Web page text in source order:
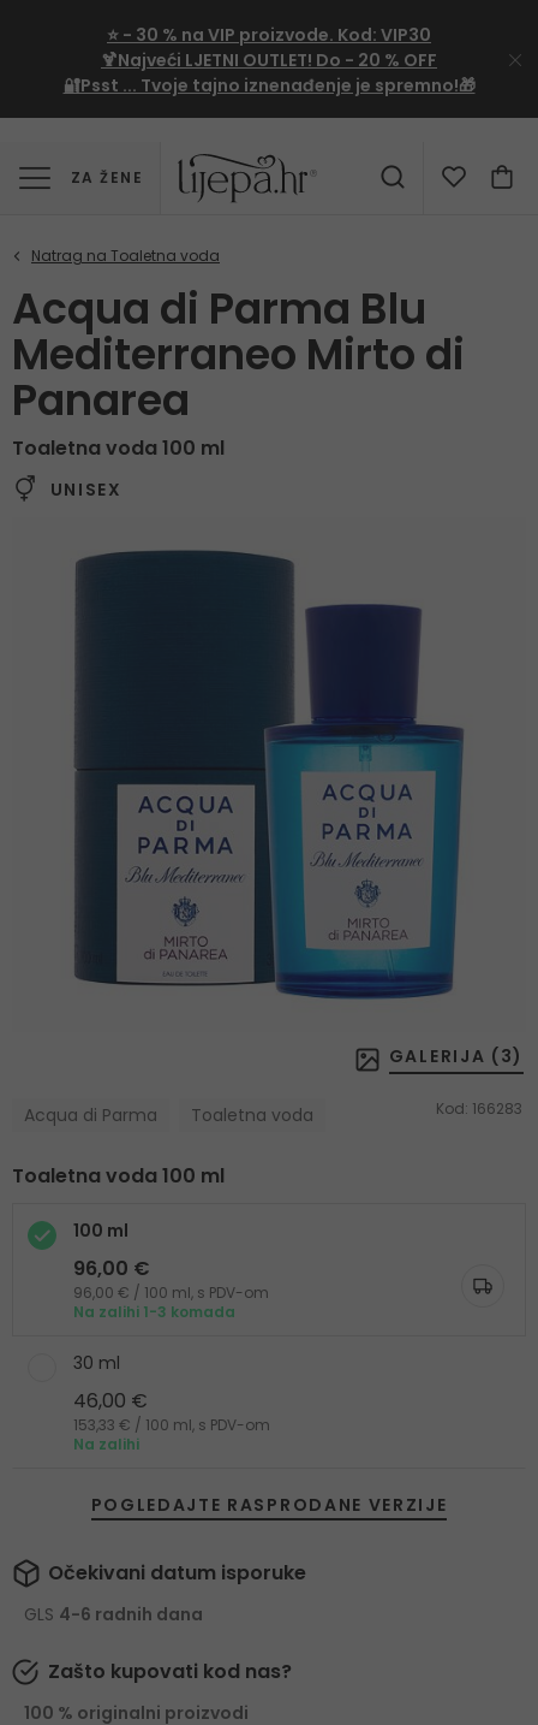
⭐ - 30 % na VIP proizvode. Kod: VIP30
🍹Najveći LJETNI OUTLET! Do - 20 % OFF
🔐Psst ... Tvoje tajno iznenađenje je spremno!🎁
ZA ŽENE
Acqua di Parma Blu
Mediterraneo Mirto di
Panarea
Toaletna voda 100 ml
UNISEX
GALERIJA ( 3)
Acqua di Parma Toaletna voda Kod: 166283
Toaletna voda 100 ml
100 ml
96,00 €
96,00 € / 100 ml, s PDV-om
Na zalihi 1-3 komada
30 ml
46,00 €
153,33 € / 100 ml, s PDV-om
Na zalihi
POGLEDAJTE RASPRODANE VERZIJE
Očekivani datum isporuke
GLS 4-6 radnih dana
Zašto kupovati kod nas?
100 % originalni proizvodi